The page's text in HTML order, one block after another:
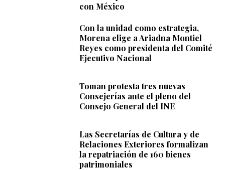
con México
Con la unidad como estrategia,
Morena elige a Ariadna Montiel
Reyes como presidenta del Comité
Ejecutivo Nacional
Toman protesta tres nuevas
Consejerías ante el pleno del
Consejo General del INE
Las Secretarías de Cultura y de
Relaciones Exteriores formalizan
la repatriación de 160 bienes
patrimoniales